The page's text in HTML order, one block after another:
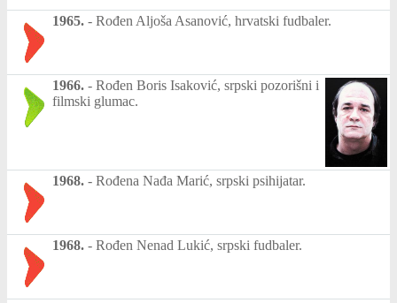
1965. - Rođen Aljoša Asanović, hrvatski fudbaler.
1966. - Rođen Boris Isaković, srpski pozorišni i
filmski glumac.
1968. - Rođena Nađa Marić, srpski psihijatar.
1968. - Rođen Nenad Lukić, srpski fudbaler.